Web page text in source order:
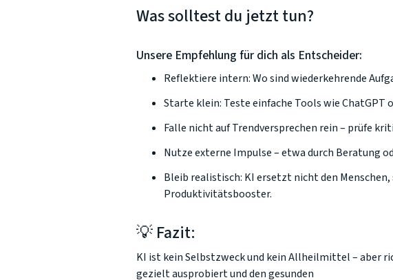
Was solltest du jetzt tun?
Unsere Empfehlung für dich als Entscheider:
Reflektiere intern: Wo sind wiederkehrende
Starte klein: Teste einfache Tools wie
Falle nicht auf Trendversprechen rein – prüfe
Nutze externe Impulse – etwa durch Beratung
Bleib realistisch: KI ersetzt nicht den
Produktivitätsbooster.
💡 Fazit:
KI ist kein Selbstzweck und kein Allheilmittel – aber
gezielt ausprobiert und den gesunden